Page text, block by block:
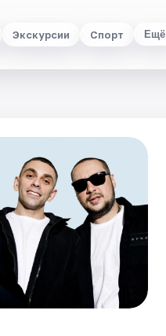
Экскурсии Спорт Ещё